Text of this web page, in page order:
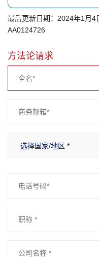
最后更新日期：2024年1月4
AA0124726
方法论请求